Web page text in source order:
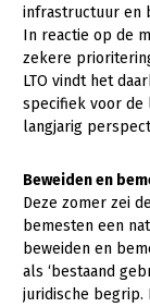
Sectoren
Dier
Biologische
Plant
Akkerbouw
Biologische
Bollenteelt
Bomen,
Fruitteelt
Vrouw en
Onderwerpen
Nieuws
infrastructuur en
In reactie op de
zekere
LTO vindt het
specifiek voor de
langjarig
Beweiden en
Deze zomer zei
bemesten een
beweiden en
als ‘bestaand
juridische begrip.